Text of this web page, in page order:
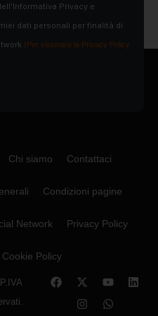
Privacy e
dati personali per finalità di
(Per visionare la Privacy Policy
Chi siamo Contattaci
Condizioni pagine
Network Privacy Policy
Cookie Policy